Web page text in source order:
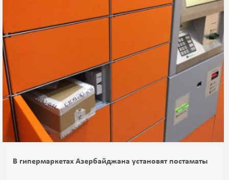
В гипермаркетах Азербайджана установят постаматы